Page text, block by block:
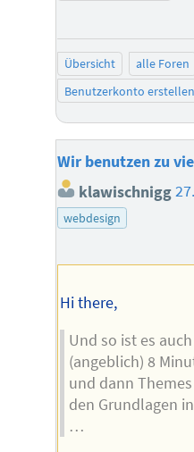
Übersicht alle Foren
Benutzerkonto erstellen
Wir benutzen zu
klawischnigg
webdesign
Hi there,
Und so ist es
(angeblich) 8
und dann
den Grundlagen
…